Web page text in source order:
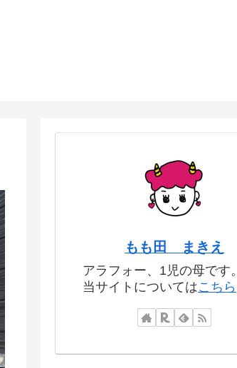
もも田 まきえ
アラフォー、1児の母です。
当サイトについてはこちら